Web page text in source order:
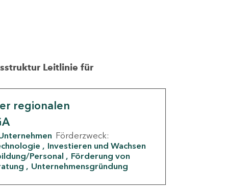
Leitlinie für
regionalen
Förderzweck:
Investieren und Wachsen
Personal
Förderung von
Unternehmensgründung